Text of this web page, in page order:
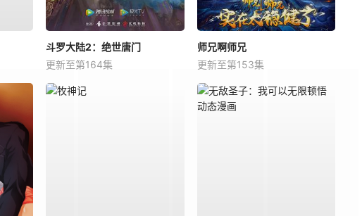
斗罗大陆2：绝世唐门
更新至第164集
师兄啊师兄
更新至第153集